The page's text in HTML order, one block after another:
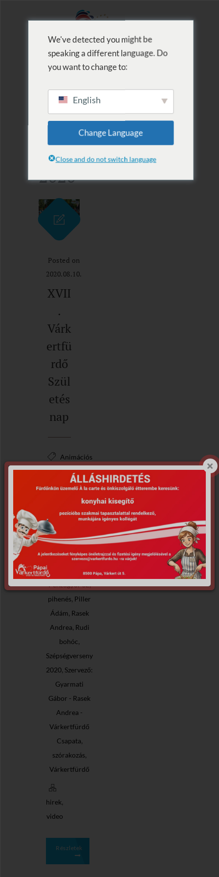
Archive for Tag:
Szépségverseny
2020
Posted on
2020.08.10.
XVII
.
Várk
ertfü
rdő
Szül
etés
nap
Animációs
foglalkozás
Rasek Andival,
Cozombolis
Trio,H. Szabó
kikapcsolódás,
M. Varga Vera,
Musical Pápa,
Pénzügyőr SE,
pihenés, Piller
Ádám, Rasek
Andrea, Rudi
bohóc,
Szépségverseny
2020, Szervező:
Gyarmati
Gábor - Rasek
Andrea -
Várkertfürdő
Csapata,
szórakozás,
Várkertfürdő
hirek,
video
Részletek
We've detected you might be
speaking a different language. Do
you want to change to:
English
Change Language
Close and do not switch language